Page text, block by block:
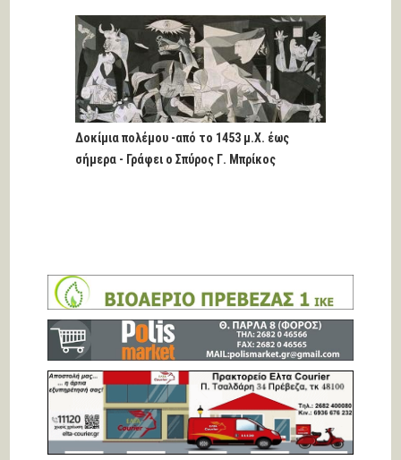
Δοκίμια πολέμου -από το 1453 μ.Χ. έως
σήμερα - Γράφει ο Σπύρος Γ. Μπρίκος